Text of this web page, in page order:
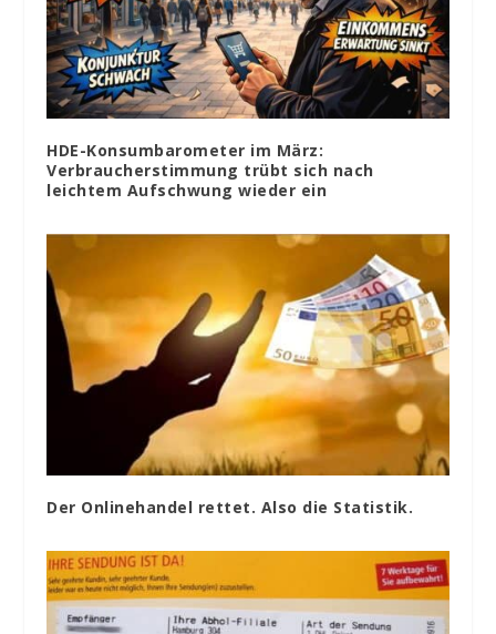
HDE-Konsumbarometer im März:
Verbraucherstimmung trübt sich nach
leichtem Aufschwung wieder ein
Der Onlinehandel rettet. Also die Statistik.